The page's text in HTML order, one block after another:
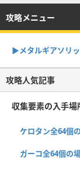
攻略メニュー
▶︎メタルギアソリ
攻略人気記事
収集要素の入手場
ケロタン全64個
ガーコ全64個の